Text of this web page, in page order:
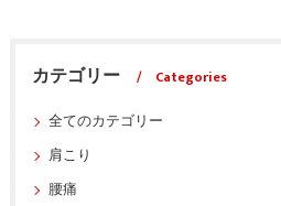
カテゴリー
Categories
全てのカテゴリー
肩こり
腰痛